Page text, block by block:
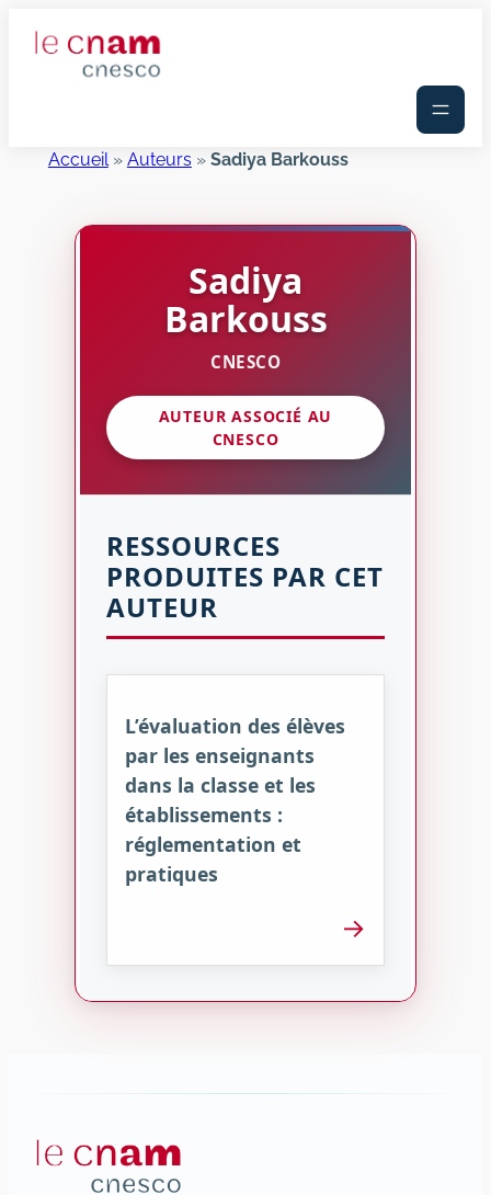
Accueil» Auteurs» Sadiya Barkouss
Sadiya
Barkouss
CNESCO
AUTEUR ASSOCIÉ AU
CNESCO
RESSOURCES
PRODUITES PAR CET
AUTEUR
L’évaluation des élèves
par les enseignants
dans la classe et les
établissements :
réglementation et
pratiques
→